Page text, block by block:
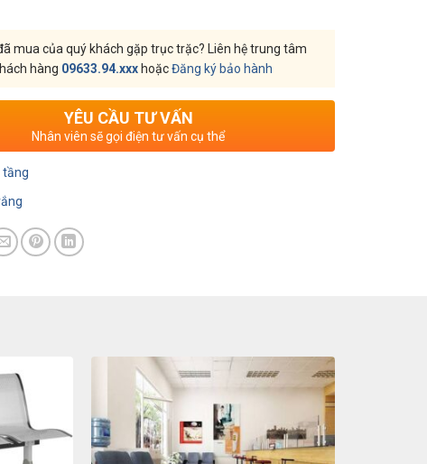
mua của quý khách gặp trục trặc? Liên hệ trung tâm
hàng 09633.94.xxx hoặcĐăng ký bảo hành
YÊU CẦU TƯ VẤN
Nhân viên sẽ gọi điện tư vấn cụ thể
tầng